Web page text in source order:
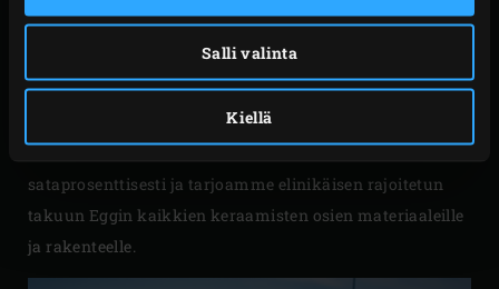
Salli valinta
Kiellä
huippulaatuisen keramiikan valmistaja on ISO 9001 UL -
sertifioitu ja täyttää siten kaikkein korkeimmat
laatuvaatimukset. Ennen kuin Egg lähtee tehtaalta, se
tarkastetaan vielä erittäin huolellisesti.
Osaksi tämä vuoksi takaamme tuotteemme
sataprosenttisesti ja tarjoamme elinikäisen rajoitetun
takuun Eggin kaikkien keraamisten osien materiaaleille
ja rakenteelle.